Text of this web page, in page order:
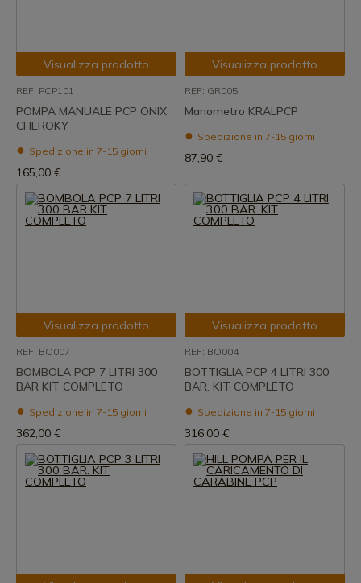
Visualizza prodotto
REF: PCP101
POMPA MANUALE PCP ONIX
CHEROKY
Spedizione in 7-15 giorni
165,00 €
Visualizza prodotto
REF: GR005
Manometro KRALPCP
Spedizione in 7-15 giorni
87,90 €
Visualizza prodotto
REF: BO007
BOMBOLA PCP 7 LITRI 300
BAR KIT COMPLETO
Spedizione in 7-15 giorni
362,00 €
Visualizza prodotto
REF: BO004
BOTTIGLIA PCP 4 LITRI 300
BAR. KIT COMPLETO
Spedizione in 7-15 giorni
316,00 €